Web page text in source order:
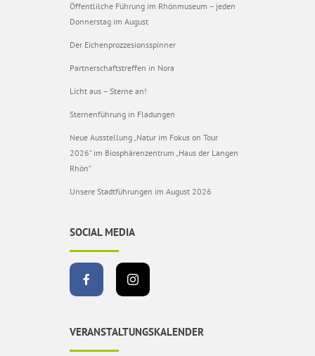
Öffentlilche Führung im Rhönmuseum – jeden
Donnerstag im August
Der Eichenprozzesionsspinner
Partnerschaftstreffen in Nora
Licht aus – Sterne an!
Sternenführung in Fladungen
Neue Ausstellung „Natur im Fokus on Tour
2026“ im Biosphärenzentrum „Haus der Langen
Rhön“
Unsere Stadtführungen im August 2026
SOCIAL MEDIA
VERANSTALTUNGSKALENDER